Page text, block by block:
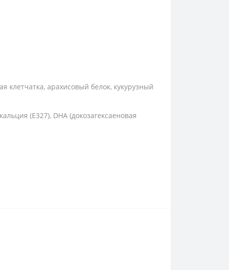
арахисовый белок, кукурузный
(E327), DHA (докозагексаеновая